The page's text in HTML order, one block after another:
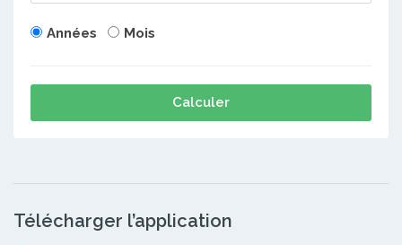
Années Mois
Calculer
Télécharger l’application